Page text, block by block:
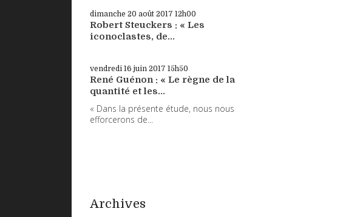
dimanche 20 août 2017 12h00
Robert Steuckers : « Les
iconoclastes, de...
vendredi 16 juin 2017 15h50
René Guénon : « Le règne de la
quantité et les...
« Dans la présente étude, nous nous
efforcerons de...
Archives